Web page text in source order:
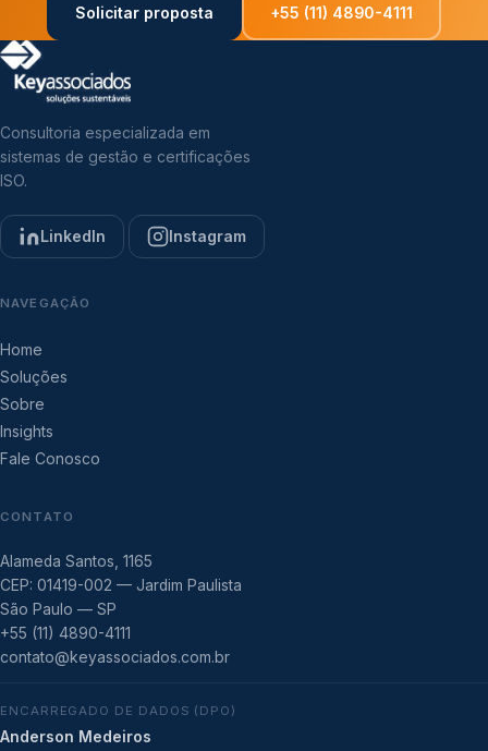
Solicitar proposta +55 (11) 4890-4111
Consultoria especializada em
sistemas de gestão e certificações
ISO.
LinkedIn Instagram
NAVEGAÇÃO
Home
Soluções
Sobre
Insights
Fale Conosco
CONTATO
Alameda Santos, 1165
CEP: 01419-002 — Jardim Paulista
São Paulo — SP
+55 (11) 4890-4111
contato@keyassociados.com.br
ENCARREGADO DE DADOS (DPO)
Anderson Medeiros